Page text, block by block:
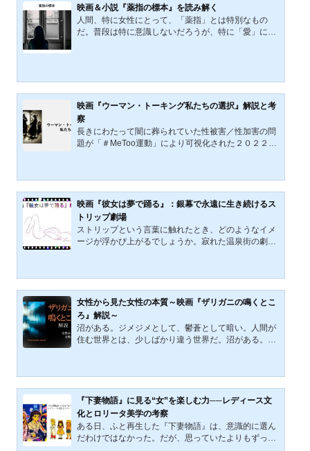
もあるため、聞いたことのある人も多いことだろう。
この記事では、本作を細かく解説していきたい。映画
『ブラック・スワン』の作品概要映画『ブラック・ス
映画＆小説『薬指の標本』を読み解く
人間、特に女性にとって、「薬指」とは特別なもの
だ。普段は特に意識しないだろうが、特に「愛」にま
本作は、短いながらも読みごたえ／見ごたえのある作
品でもある。 この記事では、本作の小説版と映画版そ
れぞれを紹介し、短い作品の中に隠された部分を読み
解いていきたいと思...
映画『ウーマン・トーキング私たちの選択』解説と考
察
長きにわたって闇に葬られていた性被害／性加害の問
題が「＃MeToo運動」により可視化された２０２２
ーマン・トーキング 私たちの選択』について解説・考
察したいと思います。※ご注意：本記事には、ストー
リーの核心部分にあたるネタバレが含まれています。
映画『ウーマン・トーキング 私たちの選択』の概要映
画『ウーマン・トーキング 私たちの選択』は、２０２
２年に公開されたアメリカ映画です。この映画は南米
映画『彼女は夢で踊る』：銀幕で永遠に生き続けるス
トリップ劇場
ストリップという言葉に触れたとき、どのようなイメ
ージが浮かび上がるでしょうか。寂れた温泉街の劇
浮かび上がる耽美な大人の世界。ふと、劇場から出て
きた寺山修司（リンク先：Wikipedia）が「さよなら
だけが人生ならば人生なんかいりません」と語りだす
――。2021年5月まで広島県広島市で営業を続けてい
た『広島第一劇場』を舞台にした映画『彼女は夢で踊
る』について解説していきます。映画『彼女は夢で踊
女性から見た女性の本質～映画『ザリガニの鳴くとこ
ろ』解説～
沼がある。ジメジメとして、鬱蒼として暗い。人間が
住む世界とは、少しばかり違う世界だ。沼がある。水
回取り上げるのは、そんな沼（湿地帯）の風景を美し
く、神秘的に描いた映画『ザリガニの鳴くところ』で
ある。本作は沼地で生き抜いた女性を主人公としてい
る。そして、そんな主人公の描写は独特で、それでい
て魅力的だ。 性別を一括りにして語ることが難しくな
ってきた昨今だが、今回ばかりは「女性」という観点
『下妻物語』に見る“女”を楽しむ力──レディース文
化とロリータ美学の考察
ある日、ふと再生した『下妻物語』は、意識的に選ん
だわけではなかった。だが、思っていたよりもずっと